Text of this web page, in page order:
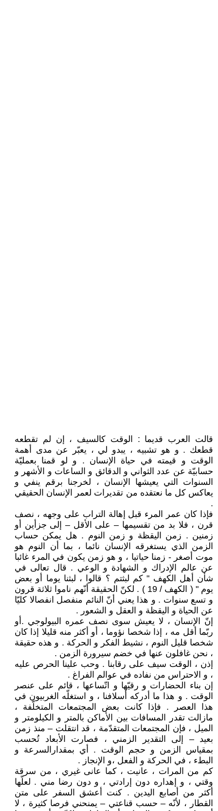
قالت العرب قديما : الوقت كالسيف ، إن لم تقطعه
قطعك . و هو تشبيه ، يبدو لي ، يعبّر عن مدى أهمة
الوقت و قيمته في حياة الإنسان . و لو قمنا بعمليّة
حسابيّة عن عدد الثواني و الدقائق و الساعات و الأشهر و
السنوات التي يعيشها الإنسان ، لخرجنا برقم ينفي و
يعاكس كل ما نعتقده من تقديرات لعمر الإنسان الحقيقي
.
فإذا كان عمر المرء قبل إهالة التراب على وجهه ، نصف
قرن ، فلا بد من تقسيمها – على الأقل – إلى جزأين أو
زمنين . زمن اليقظة و زمن النوم . هل يمكن حساب
الزمن الذي يستغرقه الإنسان نائما ، بما أن النوم هو
موت أصغر - زمنا حياتيا ، و هو زمن يكون في المرء غائبا
عن عالم الإدراك و الشهادة و الوعي . قال تعالى في
شأن أهل الكهف " كم لبثتم ؟ قالوا ، لبثنا يوما أو بعض
يوم " ( الكهف / 19 ) . لكنّ الحقيقة أنّهم ناموا ثلاثة قرون
و تسع سنوات . و هذا يعني أنّ النائم منفصل انفصالا كليّا
عن الحياة و اليقظة و العقل و الشعور .
إنّ الإنسان ، لا يعيش سوى نصف عمره البيولوجي .أو
ربّما أقل مه ، إذا شخصا نؤوما ، أو أكثر منه قليلا إذا كان
شخصا قليل النوم ، نشيط الفكر و الحركة . و هذه حقيقة
، نحن غافلون عنها في خضم سيرورة الزمن .
إذن ، الوقت سيف على رقابنا . وحب علينا الحرص عليه
، و الاحتراس من نفاده في عوالم الفراغ .
إن بناء الحضارات و رقيّها و اتّساعها ، قائم على عنصر
الوقت . و هذا ما أدركه أسلافنا ، و استغلّه الغربيون في
هذا العصر . فإذا كانت بعض المجتمعات المتخلّفة ،
مازالت تقدر المسافات بين الأماكن بالمتر و الكيلومتر و
الميل ، فإن المجتمعات المتقدّمة ، قد انتقلت – منذ زمن
بعيد – إلى التقدير الزمني ، فصارت الأبعاد تُحسب
بمقياس الزمن و حجم الوقت . أي بمقدارالسرعة و
البطء ، في الحركة و الفعل ،و الإنجاز .
كم من المرات ، عانيت ، كما عانى غيري ، من سرقة
وقتي ، و إهداره دون إرادتي ، و دون رضا مني . لعلّها
أكثر من أصابع اليدين . كنت أعشق السفر على متن
القطار ، لأنّه – حسب قناعتي – يمنحني فرصا كثيرة ، لا